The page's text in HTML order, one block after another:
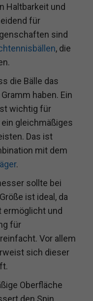
Haltbarkeit und
für
sind
, die
die Bälle das
haben. Ein
wichtig für
gleichmäßiges
Das ist
mit dem
.
sollte bei
ist ideal, da
ermöglicht und
für
Vor allem
sich dieser
Oberfläche
den Spin